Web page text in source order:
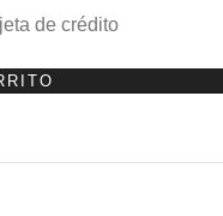
de crédito